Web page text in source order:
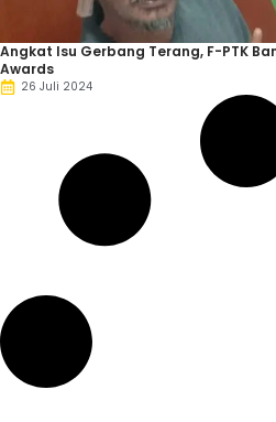
Angkat Isu Gerbang Terang, F-PTK
Awards
26 Juli 2024